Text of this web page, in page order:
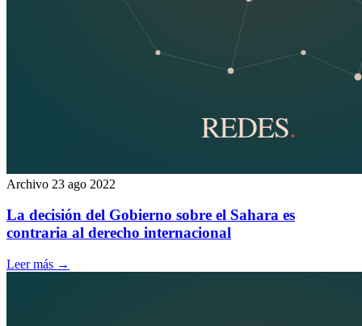
Archivo 23 ago 2022
La decisión del Gobierno sobre el Sahara es
contraria al derecho internacional
Leer más →